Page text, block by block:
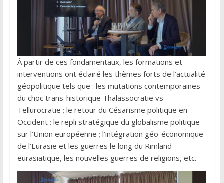
À partir de ces fondamentaux, les formations et
interventions ont éclairé les thèmes forts de l’actualité
géopolitique tels que : les mutations contemporaines
du choc trans-historique Thalassocratie vs
Tellurocratie ; le retour du Césarisme politique en
Occident ; le repli stratégique du globalisme politique
sur l’Union européenne ; l’intégration géo-économique
de l’Eurasie et les guerres le long du Rimland
eurasiatique, les nouvelles guerres de religions, etc.